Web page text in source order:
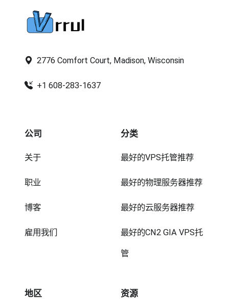
2776 Comfort Court, Madison, Wisconsin
+1 608-283-1637
公司
关于
职业
博客
雇用我们
分类
最好的VPS托管推荐
最好的物理服务器推荐
最好的云服务器推荐
最好的CN2 GIA VPS托
管
地区 资源